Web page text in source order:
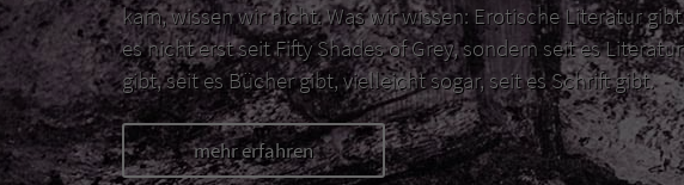
kam, wissen wir nicht. Was wir wissen: Erotische Literatur gibt
es nicht erst seit Fifty Shades of Grey, sondern seit es Literatur
gibt, seit es Bücher gibt, vielleicht sogar, seit es Schrift gibt.
mehr erfahren